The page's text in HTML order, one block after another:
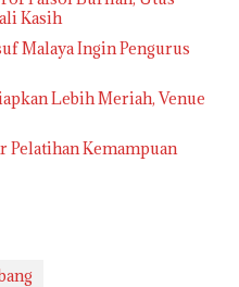
Kasih
Malaya Ingin Pengurus
Lebih Meriah, Venue
Pelatihan Kemampuan